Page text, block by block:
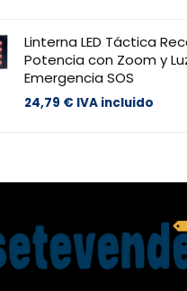
Linterna LED Táctica
Potencia con Zoom y
Emergencia SOS
24,79 € IVA incluido